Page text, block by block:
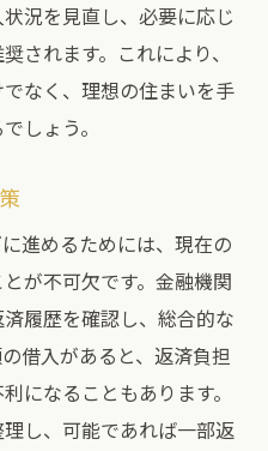
況を見直し、必要に応じ
されます。これにより、
なく、理想の住まいを手
しょう。
進めるためには、現在の
が不可欠です。金融機関
履歴を確認し、総合的な
借入があると、返済負担
になることもあります。
し、可能であれば一部返